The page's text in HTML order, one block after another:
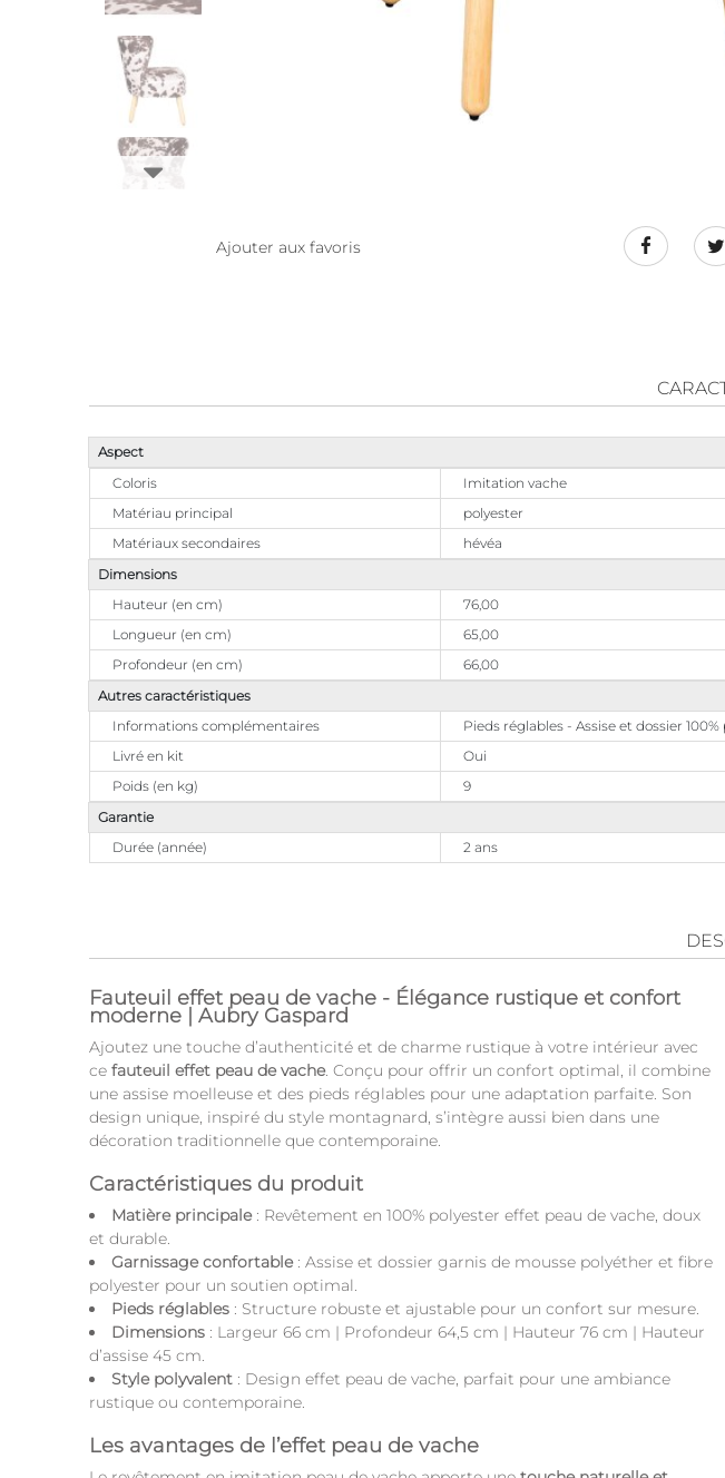
Ajouter aux favoris
Aspect
Coloris
Imitation vache
Matériau principal
polyester
Matériaux secondaires
hévéa
Dimensions
Hauteur (en cm)
76,00
Longueur (en cm)
65,00
Profondeur (en cm)
66,00
Autres caractéristiques
Informations complémentaires
Pieds réglables - Assise et dossier
Livré en kit
Oui
Poids (en kg)
9
Garantie
Durée (année)
2 ans
Fauteuil effet peau de vache - Élégance rustique et confort
moderne | Aubry Gaspard
Ajoutez une touche d’authenticité et de charme rustique à votre intérieur avec
ce fauteuil effet peau de vache. Conçu pour offrir un confort optimal, il combine
une assise moelleuse et des pieds réglables pour une adaptation parfaite. Son
design unique, inspiré du style montagnard, s’intègre aussi bien dans une
décoration traditionnelle que contemporaine.
Caractéristiques du produit
Matière principale: Revêtement en 100% polyester effet peau de vache, doux
et durable.
Garnissage confortable: Assise et dossier garnis de mousse polyéther et fibre
polyester pour un soutien optimal.
Pieds réglables : Structure robuste et ajustable pour un confort sur mesure.
Dimensions : Largeur 66 cm | Profondeur 64,5 cm | Hauteur 76 cm | Hauteur
d’assise 45 cm.
Style polyvalent : Design effet peau de vache, parfait pour une ambiance
rustique ou contemporaine.
Les avantages de l’effet peau de vache